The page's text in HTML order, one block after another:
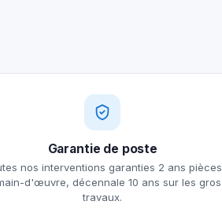
Garantie de poste
nos interventions garanties 2 ans pièces
d'œuvre, décennale 10 ans sur les gros
travaux.